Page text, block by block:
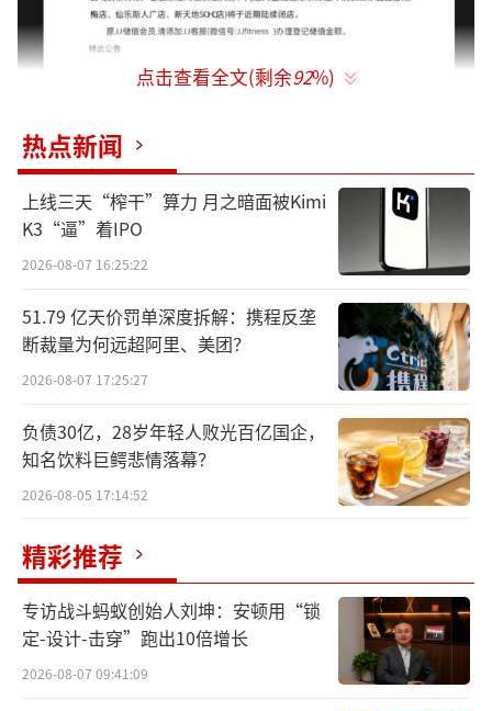
事实上，昨日晚间，网络上就流传出一张
有关于Justin&Julie Fitness老板以及中高层集
的通知。
点击查看全文(剩余92%)
热点新闻
上线三天“榨干”算力 月之暗面被Kimi
K3“逼”着IPO
2026-08-07 16:25:22
51.79 亿天价罚单深度拆解：携程反垄
断裁量为何远超阿里、美团？
2026-08-07 17:25:27
负债30亿，28岁年轻人败光百亿国企，
知名饮料巨鳄悲情落幕？
2026-08-05 17:14:52
精彩推荐
专访战斗蚂蚁创始人刘坤：安顿用“锁
定-设计-击穿”跑出10倍增长
2026-08-07 09:41:09